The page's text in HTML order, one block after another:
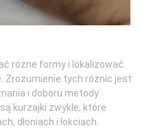
różne formy i lokalizować
Zrozumienie tych różnic jest
i doboru metody
kurzajki zwykłe, które
dłoniach i łokciach.